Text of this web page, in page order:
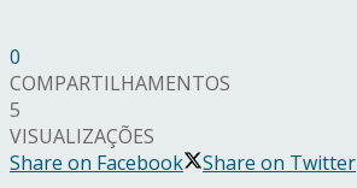
0
COMPARTILHAMENTOS
5
VISUALIZAÇÕES
Share on Facebook
Share on Twitter